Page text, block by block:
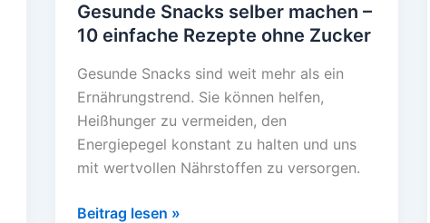
Gesunde Snacks selber machen –
10 einfache Rezepte ohne Zucker
Gesunde Snacks sind weit mehr als ein
Ernährungstrend. Sie können helfen,
Heißhunger zu vermeiden, den
Energiepegel konstant zu halten und uns
mit wertvollen Nährstoffen zu versorgen.
Gesunde
Beitrag lesen »